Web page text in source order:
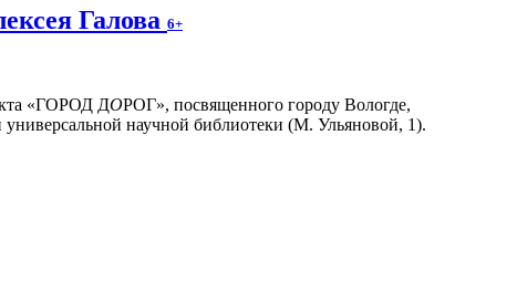
Галова 6+
«ГОРОД ДОРОГ», посвященного городу Вологде,
научной библиотеки (М. Ульяновой, 1).